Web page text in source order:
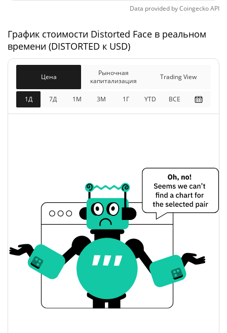
Distorted Face Рыночная капитализация
Рыночная
капитализация
$16 986,03
Разбавленная рыночная
$16 986,03
$0,000016642805 /
$0,000016653033
Вчерашняя цена
открытия / закрытия
$0,000016642805 /
$0,000016653033
Вчерашнее изменение
цены
2.11%
Вчерашний объем $58,053332
Distorted Face История цены
Data provided byCoingeckoAPI
График стоимости Distorted Face в реальном
времени (DISTORTED к USD)
Цена
Рыночная
капитализация
Trading View
1Д 7Д 1М 3M 1Г YTD ВСЕ